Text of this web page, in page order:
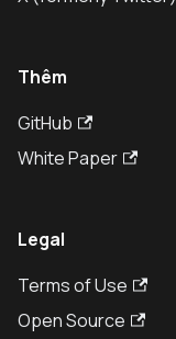
Thêm
GitHub
White Paper
Legal
Terms of Use
Open Source